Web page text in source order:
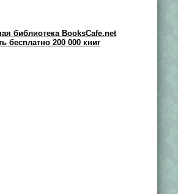
библиотека BooksCafe.net
бесплатно 200 000 книг